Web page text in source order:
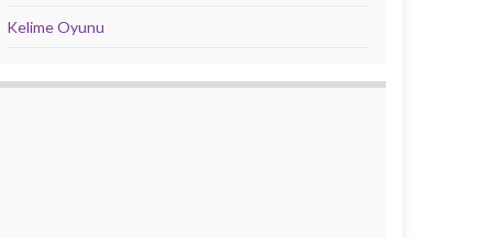
Kelime Oyunu